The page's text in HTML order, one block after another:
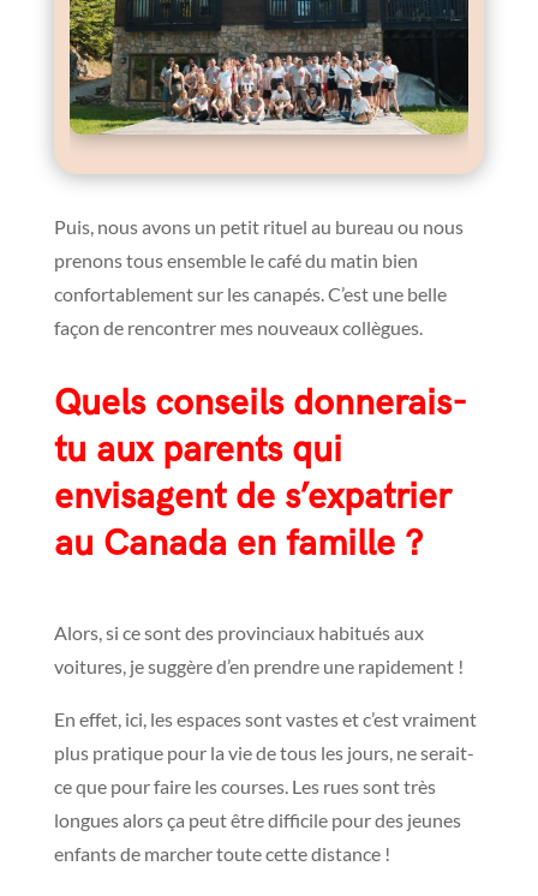
Puis, nous avons un petit rituel au bureau ou nous
prenons tous ensemble le café du matin bien
confortablement sur les canapés. C’est une belle
façon de rencontrer mes nouveaux collègues.
Quels conseils donnerais-
tu aux parents qui
envisagent de s’expatrier
au Canada en famille ?
Alors, si ce sont des provinciaux habitués aux
voitures, je suggère d’en prendre une rapidement !
En effet, ici, les espaces sont vastes et c’est vraiment
plus pratique pour la vie de tous les jours, ne serait-
ce que pour faire les courses. Les rues sont très
longues alors ça peut être difficile pour des jeunes
enfants de marcher toute cette distance !